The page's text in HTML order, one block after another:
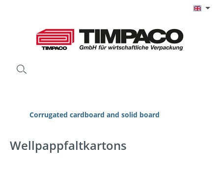
Corrugated cardboard and solid board
Wellpappfaltkartons